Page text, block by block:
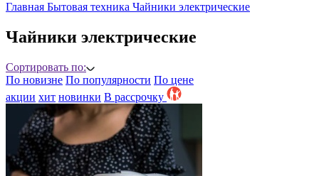
Главная Бытовая техника Чайники электрические
Чайники электрические
Сортировать по:
По новизне По популярности По цене
акции хит новинки B рассрочку